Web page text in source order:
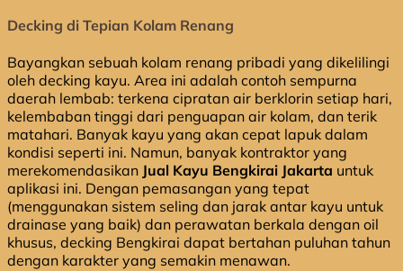
Decking di Tepian Kolam Renang
Bayangkan sebuah kolam renang pribadi yang dikelilingi
oleh decking kayu. Area ini adalah contoh sempurna
daerah lembab: terkena cipratan air berklorin setiap hari,
kelembaban tinggi dari penguapan air kolam, dan terik
matahari. Banyak kayu yang akan cepat lapuk dalam
kondisi seperti ini. Namun, banyak kontraktor yang
merekomendasikan Jual Kayu Bengkirai Jakarta untuk
aplikasi ini. Dengan pemasangan yang tepat
(menggunakan sistem seling dan jarak antar kayu untuk
drainase yang baik) dan perawatan berkala dengan oil
khusus, decking Bengkirai dapat bertahan puluhan tahun
dengan karakter yang semakin menawan.